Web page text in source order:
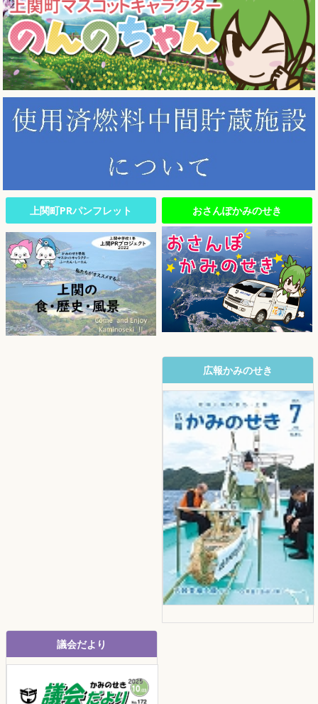
上関町PRパンフレット おさんぽかみのせき
広報かみのせき
議会だより